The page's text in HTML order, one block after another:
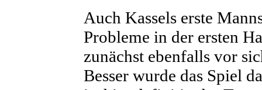
Auch Kassels erste
Probleme in der ersten
zunächst ebenfalls vor
Besser wurde das Spiel